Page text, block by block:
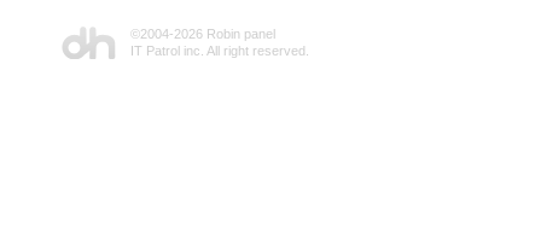
©2004-2026 Robin panel
IT Patrol inc. All right reserved.